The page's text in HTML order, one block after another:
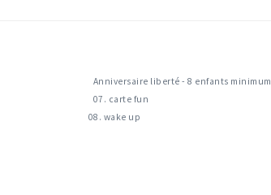
Anniversaire liberté - 8 enfants minimum
07. carte fun
08. wake up